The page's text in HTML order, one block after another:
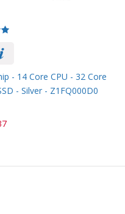
- 14 Core CPU - 32 Core
- Silver - Z1FQ000D0
₪